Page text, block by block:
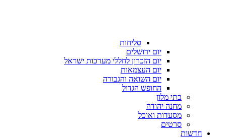
סליחות
יום ירושלים
יום הזכרון לחללי מערכות ישראל
יום העצמאות
יום השואה והגבורה
החופש הגדול
בתי מלון
מחנה יהודה
מסעדות ואוכל
סרטים
חדשות